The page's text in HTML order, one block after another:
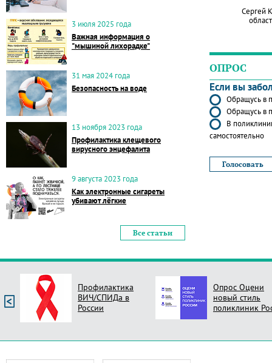
3 июля 2025 года
Важная информация о
"мышиной лихорадке"
31 мая 2024 года
Безопасность на воде
13 ноября 2023 года
Профилактика клещевого
вирусного энцефалита
9 августа 2023 года
Как электронные сигареты
убивают лёгкие
Все статьи
Сергей
ОПРОС
Если вы
Обращусь в
Обращусь в
В
самостоятельно
Профилактика
ВИЧ/СПИДа в
России
Опрос Оцени
новый стиль
поликлиник